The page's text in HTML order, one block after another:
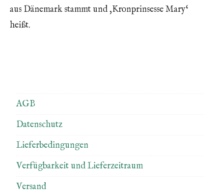
aus Dänemark stammt und ‚Kronprinsesse Mary‘
heißt.
AGB
Datenschutz
Lieferbedingungen
Verfügbarkeit und Lieferzeitraum
Versand